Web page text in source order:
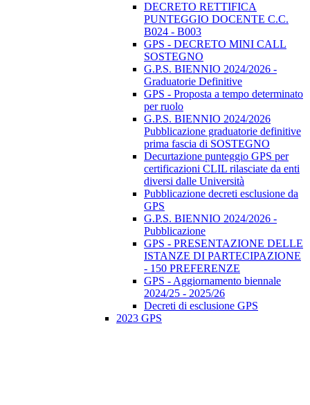
DECRETO RETTIFICA
PUNTEGGIO DOCENTE C.C.
B024 - B003
GPS - DECRETO MINI CALL
SOSTEGNO
G.P.S. BIENNIO 2024/2026 -
Graduatorie Definitive
GPS - Proposta a tempo determinato
per ruolo
G.P.S. BIENNIO 2024/2026
Pubblicazione graduatorie definitive
prima fascia di SOSTEGNO
Decurtazione punteggio GPS per
certificazioni CLIL rilasciate da enti
diversi dalle Università
Pubblicazione decreti esclusione da
GPS
G.P.S. BIENNIO 2024/2026 -
Pubblicazione
GPS - PRESENTAZIONE DELLE
ISTANZE DI PARTECIPAZIONE
- 150 PREFERENZE
GPS - Aggiornamento biennale
2024/25 - 2025/26
Decreti di esclusione GPS
2023 GPS